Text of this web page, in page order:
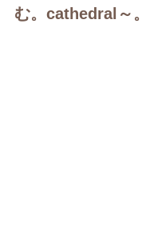
む。cathedral～。